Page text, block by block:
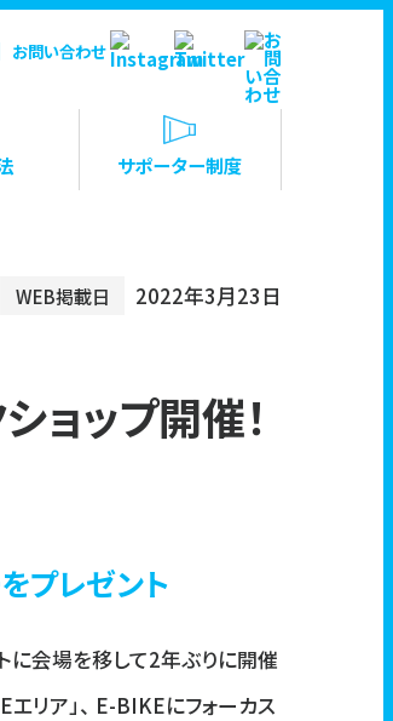
サポーター制度
お問い合わせ
WEB掲載日 2022年3月23日
ョップ開催！
プレゼント
に会場を移して2年ぶりに開催
エリア」、 E-BIKEにフォーカス